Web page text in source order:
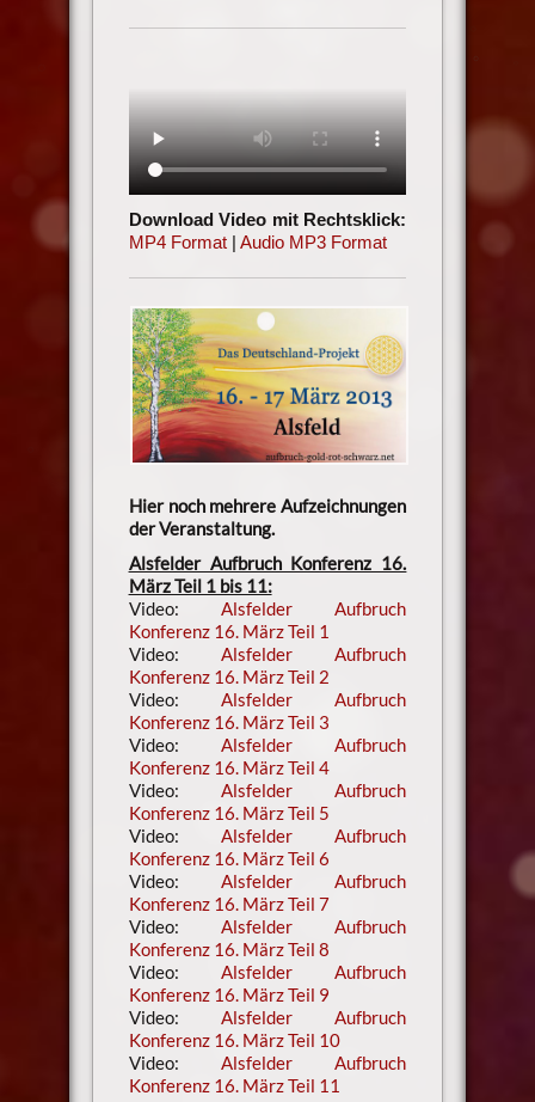
Download Video mit Rechtsklick:
MP4 Format| Audio MP3 Format
Hier noch mehrere Aufzeichnungen
der Veranstaltung.
Alsfelder Aufbruch Konferenz 16.
März Teil 1 bis 11:
Video: Alsfelder Aufbruch
Konferenz 16. März Teil 1
Video: Alsfelder Aufbruch
Konferenz 16. März Teil 2
Video: Alsfelder Aufbruch
Konferenz 16. März Teil 3
Video: Alsfelder Aufbruch
Konferenz 16. März Teil 4
Video: Alsfelder Aufbruch
Konferenz 16. März Teil 5
Video: Alsfelder Aufbruch
Konferenz 16. März Teil 6
Video: Alsfelder Aufbruch
Konferenz 16. März Teil 7
Video: Alsfelder Aufbruch
Konferenz 16. März Teil 8
Video: Alsfelder Aufbruch
Konferenz 16. März Teil 9
Video: Alsfelder Aufbruch
Konferenz 16. März Teil 10
Video: Alsfelder Aufbruch
Konferenz 16. März Teil 11